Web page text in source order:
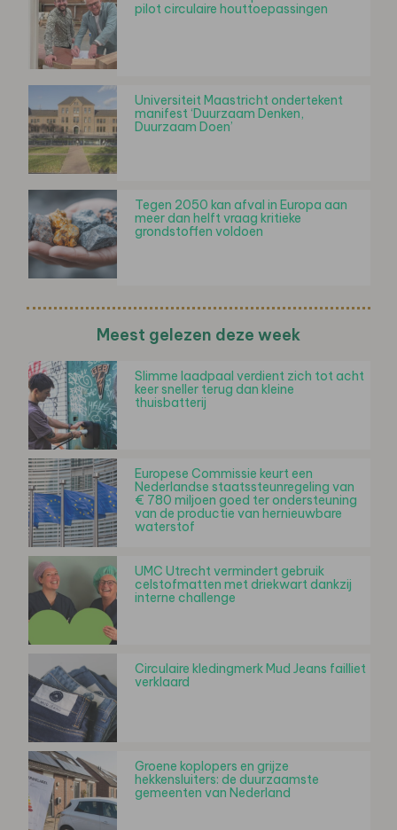
pilot circulaire houttoepassingen
Universiteit Maastricht ondertekent
manifest ‘Duurzaam Denken,
Duurzaam Doen’
Tegen 2050 kan afval in Europa aan
meer dan helft vraag kritieke
grondstoffen voldoen
Meest gelezen deze week
Slimme laadpaal verdient zich tot acht
keer sneller terug dan kleine
thuisbatterij
Europese Commissie keurt een
Nederlandse staatssteunregeling van
€ 780 miljoen goed ter ondersteuning
van de productie van hernieuwbare
waterstof
UMC Utrecht vermindert gebruik
celstofmatten met driekwart dankzij
interne challenge
Circulaire kledingmerk Mud Jeans failliet
verklaard
Groene koplopers en grijze
hekkensluiters: de duurzaamste
gemeenten van Nederland